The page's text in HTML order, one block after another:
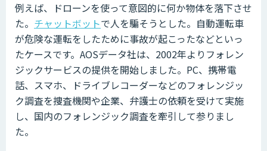
例えば、ドローンを使って意図的に何か物体を落下させ
た。 チャットボットで人を騙そうとした。自動運転車
が危険な運転をしたために事故が起こったなどといっ
たケースです。AOSデータ社は、2002年よりフォレン
ジックサービスの提供を開始しました。PC、携帯電
話、スマホ、ドライブレコーダーなどのフォレンジッ
ク調査を捜査機関や企業、弁護士の依頼を受けて実施
し、国内のフォレンジック調査を牽引して参りまし
た。